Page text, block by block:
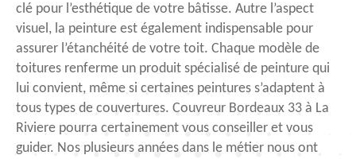
clé pour l’esthétique de votre bâtisse. Autre l’aspect
visuel, la peinture est également indispensable pour
assurer l’étanchéité de votre toit. Chaque modèle de
toitures renferme un produit spécialisé de peinture qui
lui convient, même si certaines peintures s’adaptent à
tous types de couvertures. Couvreur Bordeaux 33 à La
Riviere pourra certainement vous conseiller et vous
guider. Nos plusieurs années dans le métier nous ont